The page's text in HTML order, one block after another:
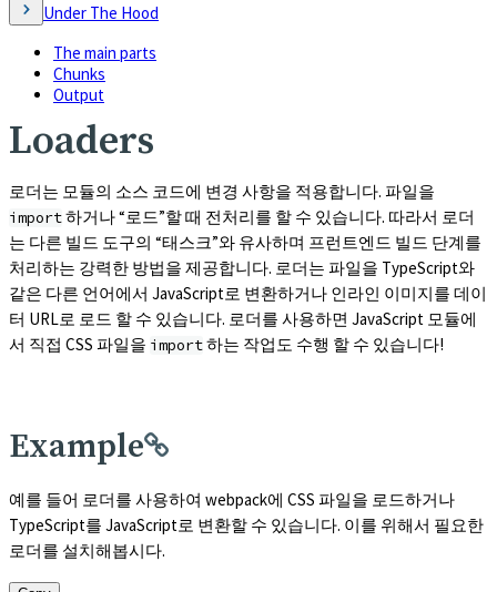
Under The Hood
The main parts
Chunks
Output
Loaders
로더는 모듈의 소스 코드에 변경 사항을 적용합니다. 파일을
import하거나 “로드”할 때 전처리를 할 수 있습니다. 따라서 로더
는 다른 빌드 도구의 “태스크”와 유사하며 프런트엔드 빌드 단계를
처리하는 강력한 방법을 제공합니다. 로더는 파일을 TypeScript와
같은 다른 언어에서 JavaScript로 변환하거나 인라인 이미지를 데이
터 URL로 로드 할 수 있습니다. 로더를 사용하면 JavaScript 모듈에
서 직접 CSS 파일을 import하는 작업도 수행 할 수 있습니다!
Example
예를 들어 로더를 사용하여 webpack에 CSS 파일을 로드하거나
TypeScript를 JavaScript로 변환할 수 있습니다. 이를 위해서 필요한
로더를 설치해봅시다.